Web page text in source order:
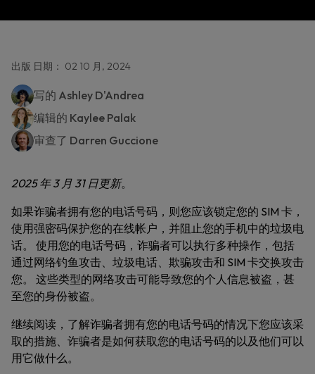
出版 日期： 02 10 月, 2024
写的 Ashley D'Andrea
编辑的 Kaylee Palak
审查了 Darren Guccione
2025 年 3 月 31 日更新。
如果诈骗者拥有您的电话号码，则您应该锁定您的 SIM 卡，
使用强密码保护您的在线帐户，并阻止您的手机中的垃圾电
话。 使用您的电话号码，诈骗者可以执行多种操作，包括
通过网络钓鱼攻击、垃圾电话、欺骗攻击和 SIM 卡交换攻击
您。 这些类型的网络攻击可能导致您的个人信息被盗，甚
至您的身份被盗。
继续阅读，了解诈骗者拥有您的电话号码的情况下您应该采
取的措施、诈骗者是如何获取您的电话号码的以及他们可以
用它做什么。